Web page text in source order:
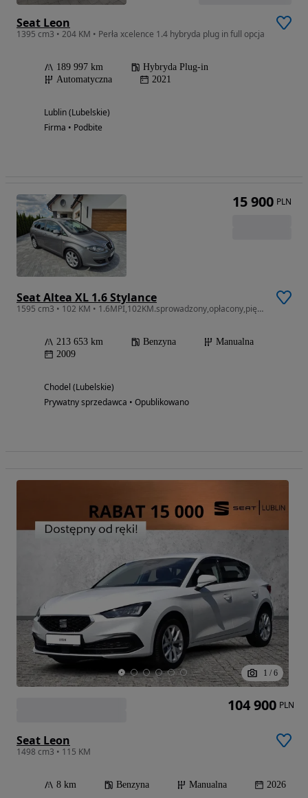
Seat Leon
1395 cm3 • 204 KM • Perła xcelence 1.4 hybryda plug in full opcja
189 997 km
Hybryda Plug-in
Automatyczna
2021
Lublin (Lubelskie)
Firma • Podbite
Seat Altea XL 1.6 Stylance
1595 cm3 • 102 KM • 1.6MPI,102KM.sprowadzony,opłacony,piękny
213 653 km Benzyna
Manualna
2009
Chodel (Lubelskie)
Prywatny sprzedawca • Opublikowano
15 900 PLN
1 / 6
Seat Leon
1498 cm3 • 115 KM
8 km Benzyna Manualna 2026
104 900 PLN